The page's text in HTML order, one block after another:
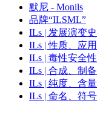
默尼 - Monils
品牌“ILSML”
ILs | 发展演变史
ILs | 性质、应用
ILs | 毒性安全性
ILs | 合成、制备
ILs | 纯度、含量
ILs | 命名、符号